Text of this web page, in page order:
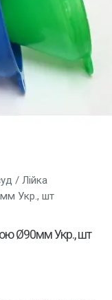
/ Лійка
Укр., шт
Ø90мм Укр., шт